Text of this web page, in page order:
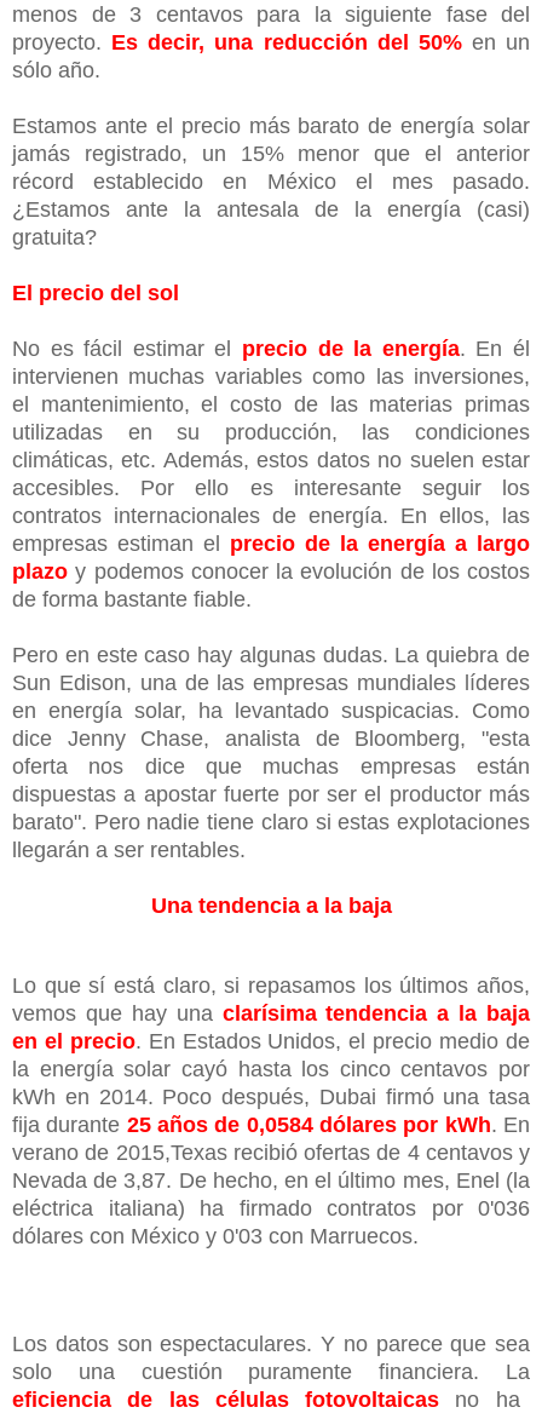
menos de 3 centavos para la siguiente fase del
proyecto. Es decir, una reducción del 50%en un
sólo año.
Estamos ante el precio más barato de energía solar
jamás registrado, un 15% menor que el anterior
récord establecido en México el mes pasado.
¿Estamos ante la antesala de la energía (casi)
gratuita?
El precio del sol
No es fácil estimar el precio de la energía. En él
intervienen muchas variables como las inversiones,
el mantenimiento, el costo de las materias primas
utilizadas en su producción, las condiciones
climáticas, etc. Además, estos datos no suelen estar
accesibles. Por ello es interesante seguir los
contratos internacionales de energía. En ellos, las
empresas estiman el precio de la energía a largo
plazo y podemos conocer la evolución de los costos
de forma bastante fiable.
Pero en este caso hay algunas dudas. La quiebra de
Sun Edison, una de las empresas mundiales líderes
en energía solar, ha levantado suspicacias. Como
dice Jenny Chase, analista de Bloomberg, "esta
oferta nos dice que muchas empresas están
dispuestas a apostar fuerte por ser el productor más
barato". Pero nadie tiene claro si estas explotaciones
llegarán a ser rentables.
Una tendencia a la baja
Lo que sí está claro, si repasamos los últimos años,
vemos que hay una clarísima tendencia a la baja
en el precio. En Estados Unidos, el precio medio de
la energía solar cayó hasta los cinco centavos por
kWh en 2014. Poco después, Dubai firmó una tasa
fija durante 25 años de 0,0584 dólares por kWh. En
verano de 2015,Texas recibió ofertas de 4 centavos y
Nevada de 3,87. De hecho, en el último mes, Enel (la
eléctrica italiana) ha firmado contratos por 0'036
dólares con México y 0'03 con Marruecos.
Los datos son espectaculares. Y no parece que sea
solo una cuestión puramente financiera. La
eficiencia de las células fotovoltaicas no ha